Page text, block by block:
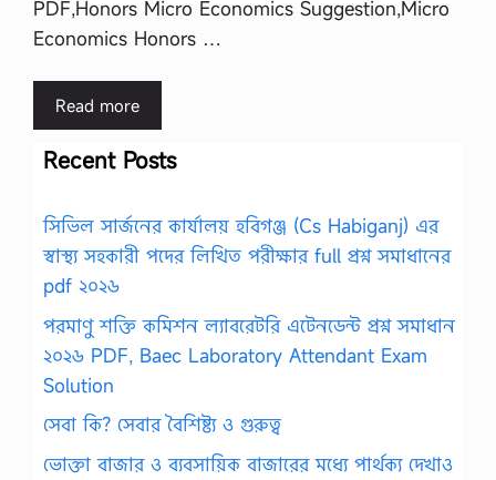
PDF,Honors Micro Economics Suggestion,Micro
Economics Honors …
Read more
Recent Posts
সিভিল সার্জনের কার্যালয় হবিগঞ্জ (Cs Habiganj) এর
স্বাস্থ্য সহকারী পদের লিখিত পরীক্ষার full প্রশ্ন সমাধানের
pdf ২০২৬
পরমাণু শক্তি কমিশন ল্যাবরেটরি এটেনডেন্ট প্রশ্ন সমাধান
২০২৬ PDF, Baec Laboratory Attendant Exam
Solution
সেবা কি? সেবার বৈশিষ্ট্য ও গুরুত্ব
ভোক্তা বাজার ও ব্যবসায়িক বাজারের মধ্যে পার্থক্য দেখাও